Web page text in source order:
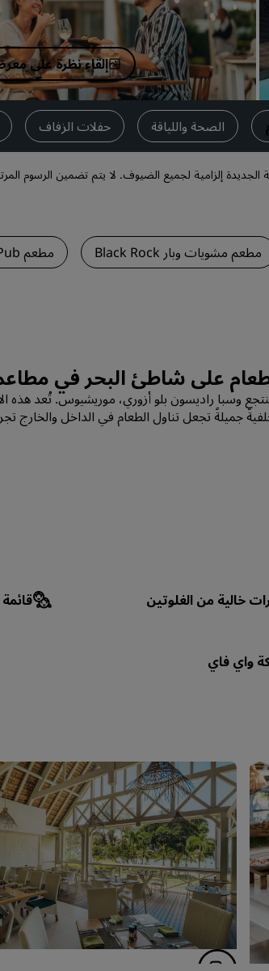
اطلب عرض
وجهات
حلول
البحث عن
البحث عن
الخدمات
إلقاء نظرة على
الصحة واللياقة حفلات الزفاف
إلزامية لجميع الضيوف. لا يتم تضمين الرسوم
مطعم مشويات وبار Black Rock مطعم The Nine BistroPub
على شاطئ البحر في
وسبا راديسون بلو أزوري، موريشيوس. تُعد
جميلةً تجعل تناول الطعام في الداخل والخارج
خالية من الغلوتين
واي فاي